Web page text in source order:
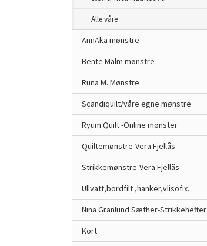
Alle våre
AnnAka mønstre
Bente Malm mønstre
Runa M. Mønstre
Scandiquilt/våre egne mønstre
Ryum Quilt -Online mønster
Quiltemønstre-Vera Fjellås
Strikkemønstre-Vera Fjellås
Ullvatt,bordfilt ,hanker,vlisofix.
Nina Granlund Sæther-Strikkehefter
Kort